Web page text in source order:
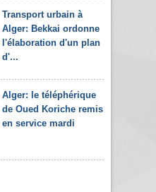
Transport urbain à
Alger: Bekkai ordonne
l'élaboration d'un plan
d'...
Alger: le téléphérique
de Oued Koriche remis
en service mardi